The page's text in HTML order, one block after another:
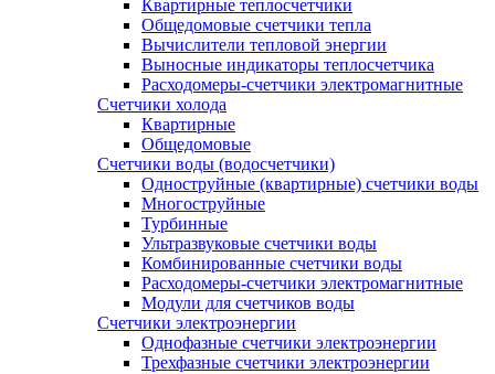
Квартирные теплосчетчики
Общедомовые счетчики тепла
Вычислители тепловой энергии
Выносные индикаторы теплосчетчика
Расходомеры-счетчики электромагнитные
Счетчики холода
Квартирные
Общедомовые
Счетчики воды (водосчетчики)
Одноструйные (квартирные) счетчики воды
Многоструйные
Турбинные
Ультразвуковые счетчики воды
Комбинированные счетчики воды
Расходомеры-счетчики электромагнитные
Модули для счетчиков воды
Счетчики электроэнергии
Однофазные счетчики электроэнергии
Трехфазные счетчики электроэнергии